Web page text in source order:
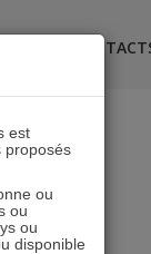
est
proposés
ou
ou
ou
disponible